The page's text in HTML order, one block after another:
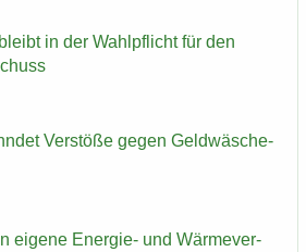
in der Wahl­pflicht für den
Ver­stö­ße gegen Geld­wä­sche­
ei­ge­ne Energie-​ und Wär­me­ver­